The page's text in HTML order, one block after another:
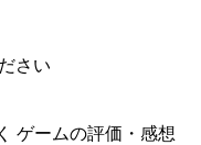
さい
ゲームの評価・感想